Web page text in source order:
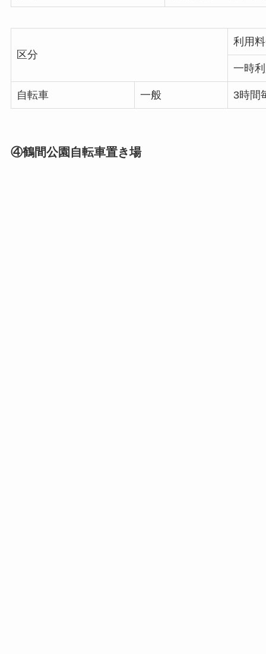
区分
利用
一時
自転車 一般 3時間
④鶴間公園自転車置き場